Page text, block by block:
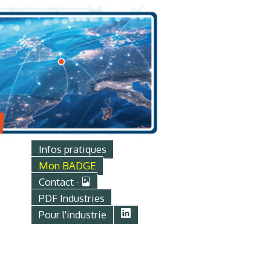
Infos pratiques
Mon BADGE
Contact ·
PDF Industries
Pour l'industrie